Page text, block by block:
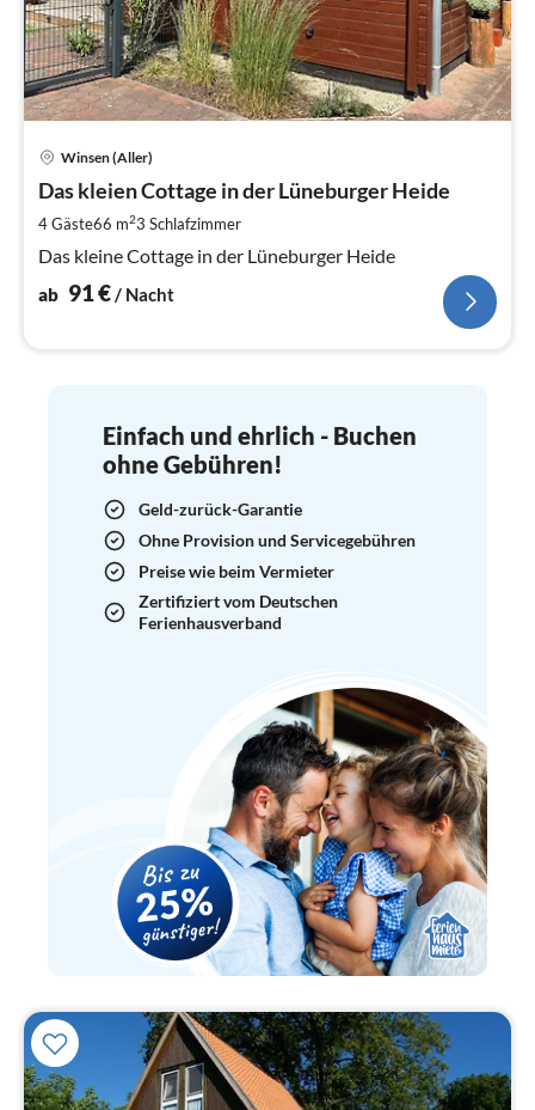
Winsen (Aller)
Das kleien Cottage in der Lüneburger Heide
4 Gäste66 m23 Schlafzimmer
Das kleine Cottage in der Lüneburger Heide
ab 91€/ Nacht
Einfach und ehrlich - Buchen
ohne Gebühren!
Geld-zurück-Garantie
Ohne Provision und Servicegebühren
Preise wie beim Vermieter
Zertifiziert vom Deutschen
Ferienhausverband